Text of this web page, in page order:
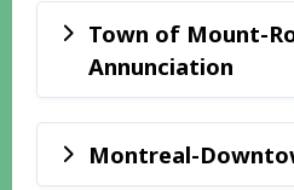
Town of Mount-
Annunciation
Montreal-